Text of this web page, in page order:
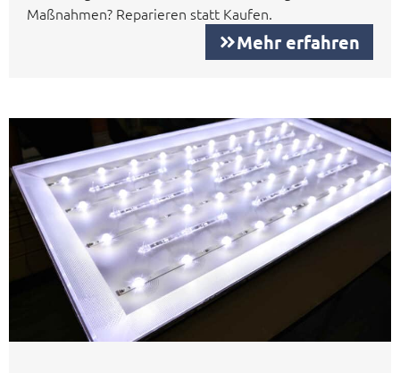
Maßnahmen? Reparieren statt Kaufen.
Mehr erfahren